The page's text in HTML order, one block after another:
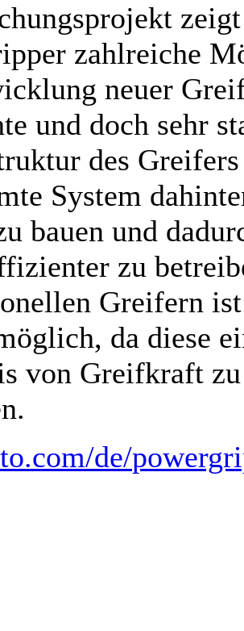
zahlreiche
neuer
und doch sehr
des
System
bauen und
zu
Greifern
da diese
von Greifkraft
de/